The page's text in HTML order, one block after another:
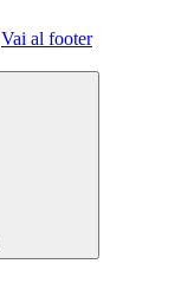
Vai al footer